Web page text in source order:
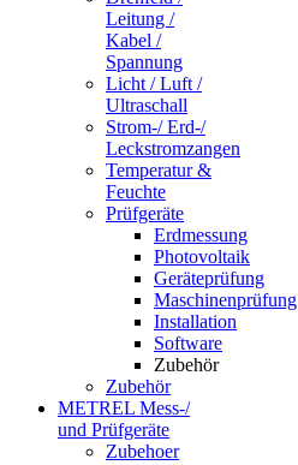
Leitung /
Kabel /
Spannung
Licht / Luft /
Ultraschall
Strom-/ Erd-/
Leckstromzangen
Temperatur &
Feuchte
Prüfgeräte
Erdmessung
Photovoltaik
Geräteprüfung
Maschinenprüfung
Installation
Software
Zubehör
Zubehör
METREL Mess-/
und Prüfgeräte
Zubehoer